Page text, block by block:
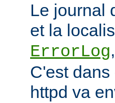
Le journal
et la
ErrorLog
C'est
httpd va